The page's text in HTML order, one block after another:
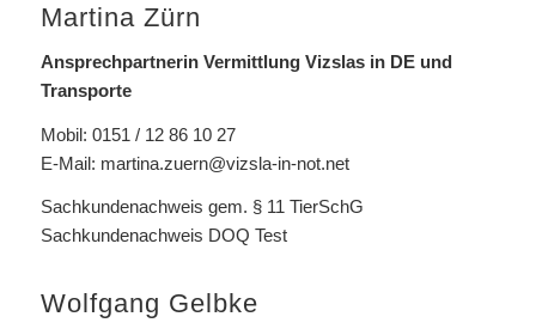
Martina Zürn
Ansprechpartnerin Vermittlung Vizslas in DE und
Transporte
Mobil: 0151 / 12 86 10 27
E-Mail: martina.zuern@vizsla-in-not.net
Sachkundenachweis gem. § 11 TierSchG
Sachkundenachweis DOQ Test
Wolfgang Gelbke